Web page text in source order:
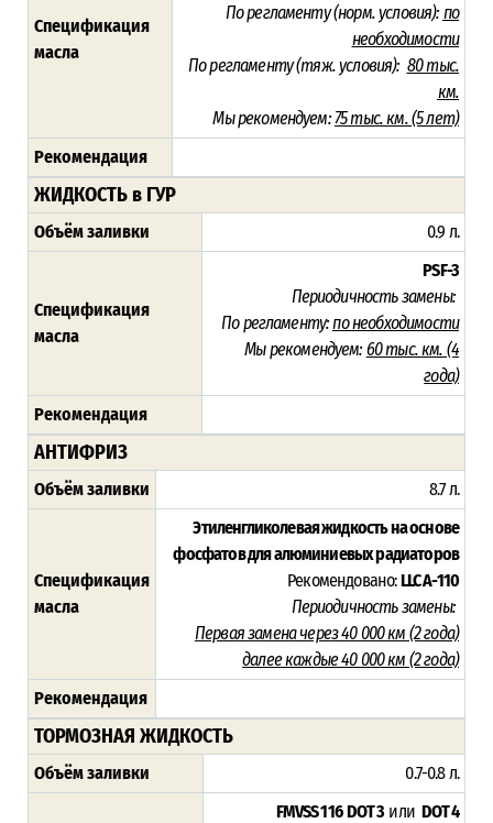
Спецификация
масла
По регламенту (норм. условия): по
необходимости
По регламенту (тяж. условия): 80 тыс.
км.
Мы рекомендуем:75 тыс. км. (5 лет)
Рекомендация
ЖИДКОСТЬ в ГУР
Объём заливки 0.9 л.
Спецификация
масла
PSF-3
Периодичность замены:
По регламенту: по необходимости
Мы рекомендуем: 60 тыс. км. (4
года)
Рекомендация
АНТИФРИЗ
Объём заливки 8.7 л.
Спецификация
масла
Этиленгликолевая жидкость на основе
фосфатов для алюминиевых радиаторов
Рекомендовано:LLC A-110
Периодичность замены:
Первая замена через 40 000 км (2 года)
далее каждые 40 000 км (2 года)
Рекомендация
ТОРМОЗНАЯ ЖИДКОСТЬ
Объём заливки 0.7-0.8 л.
FMVSS 116 DOT 3 илиDOT 4